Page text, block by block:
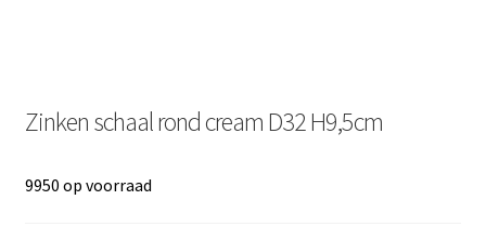
Zinken schaal rond cream D32 H9,5cm
9950 op voorraad